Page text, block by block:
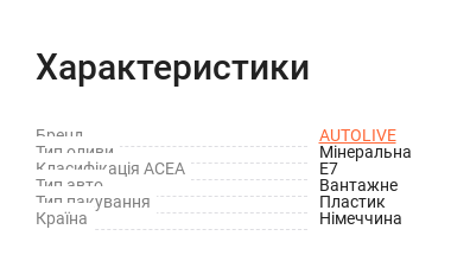
Характеристики
Бренд AUTOLIVE
Тип оливи
Мінеральна
Класифікація ACEA
E7
Тип авто
Вантажне
Тип пакування
Пластик
Країна
Німеччина